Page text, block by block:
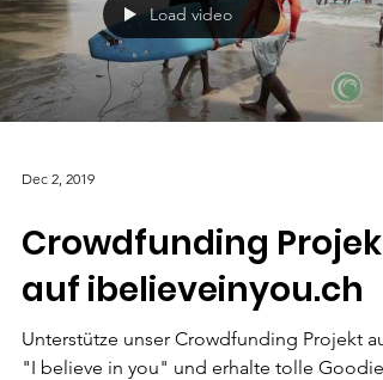
Load video
Dec 2, 2019
Crowdfunding Projekt
auf ibelieveinyou.ch
Unterstütze unser Crowdfunding Projekt auf
"I believe in you" und erhalte tolle Goodies